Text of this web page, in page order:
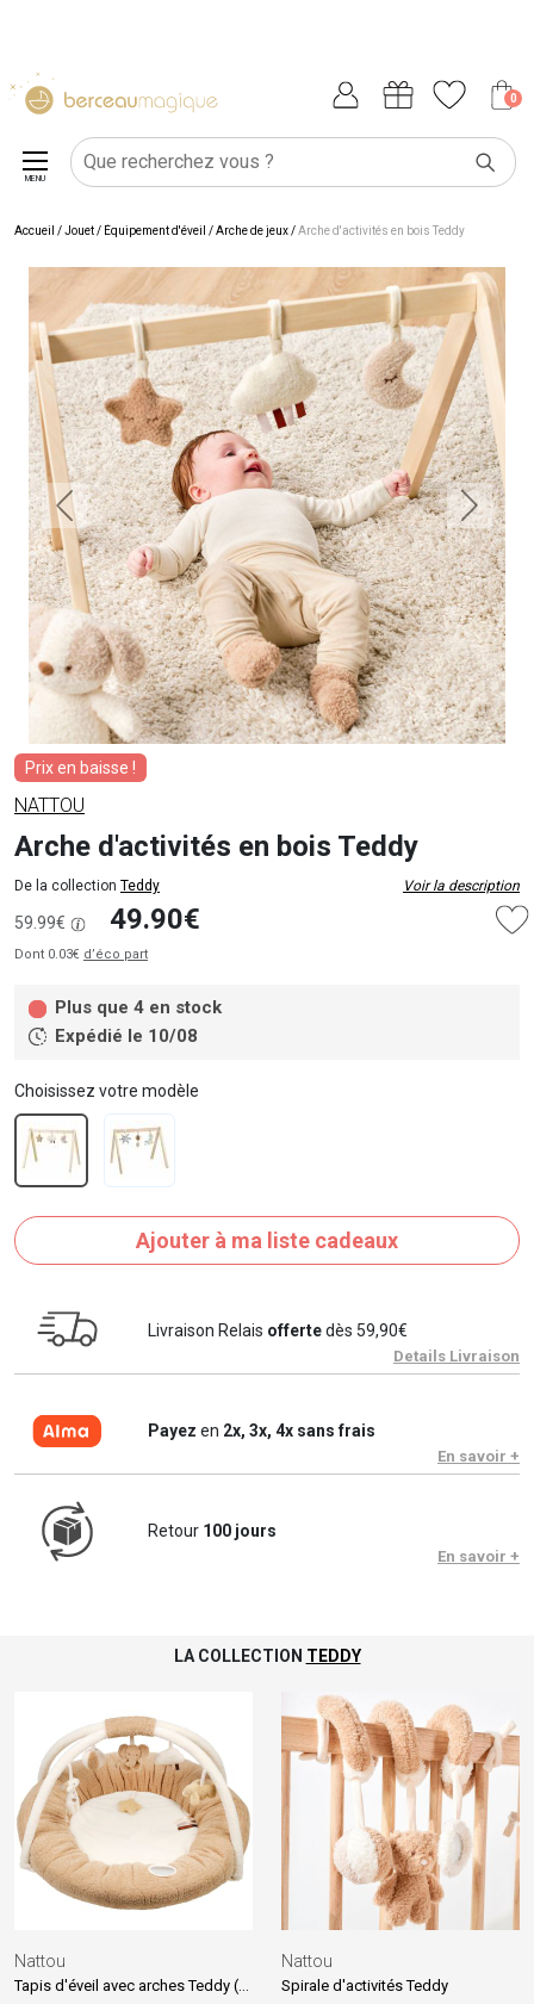
0
MENU
Accueil /Jouet/ Équipement d'éveil /Arche de jeux/Arche d'activités en bois Teddy
Prix en baisse !
NATTOU
Arche d'activités en bois Teddy
De la collection Teddy Voir la description
59.99€ 49.90€
Dont 0.03€ d’éco part
Plus que 4 en stock
Expédié le 10/08
Choisissez votre modèle
Ajouter à ma liste cadeaux
Livraison Relais offertedès 59,90€
Details Livraison
Payez en 2x, 3x, 4x sans frais
En savoir +
Retour 100 jours
En savoir +
LA COLLECTION TEDDY
Nattou
Tapis d'éveil avec arches Teddy (90 cm)
Nattou
Spirale d'activités Teddy